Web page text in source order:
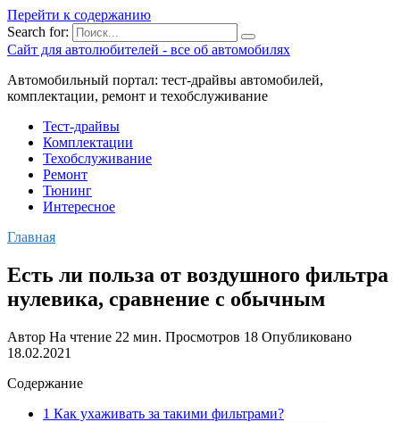
Перейти к содержанию
Search for:
Сайт для автолюбителей - все об автомобилях
Автомобильный портал: тест-драйвы автомобилей,
комплектации, ремонт и техобслуживание
Тест-драйвы
Комплектации
Техобслуживание
Ремонт
Тюнинг
Интересное
Главная
Есть ли польза от воздушного фильтра
нулевика, сравнение с обычным
Автор На чтение 22 мин. Просмотров 18 Опубликовано
18.02.2021
Содержание
1 Как ухаживать за такими фильтрами?